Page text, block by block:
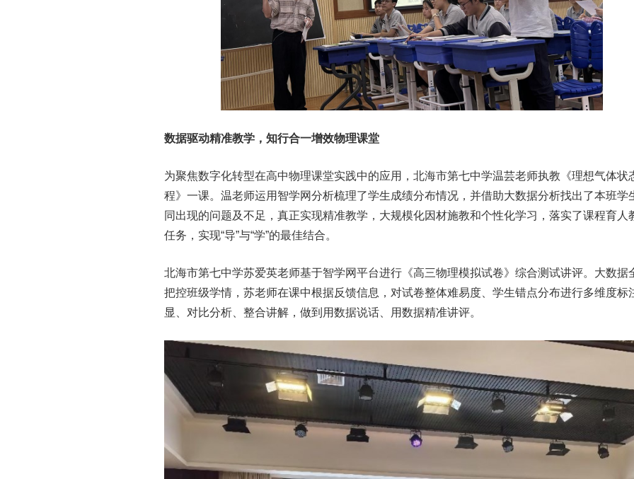
数据驱动精准教学，知行合一增效物理课堂
为聚焦数字化转型在高中物理课堂实践中的应用，北海市第七中学温芸老师执教《理想气体状
程》一课。温老师运用智学网分析梳理了学生成绩分布情况，并借助大数据分析找出了本班学
同出现的问题及不足，真正实现精准教学，大规模化因材施教和个性化学习，落实了课程育人
任务，实现“导”与“学”的最佳结合。
北海市第七中学苏爱英老师基于智学网平台进行《高三物理模拟试卷》综合测试讲评。大数据
把控班级学情，苏老师在课中根据反馈信息，对试卷整体难易度、学生错点分布进行多维度标
显、对比分析、整合讲解，做到用数据说话、用数据精准讲评。